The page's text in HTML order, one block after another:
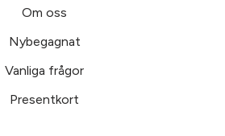
Om oss
Nybegagnat
Vanliga frågor
Presentkort